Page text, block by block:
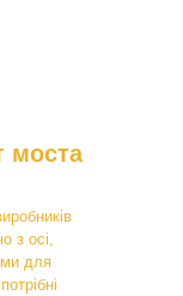
моста
з осі,
для